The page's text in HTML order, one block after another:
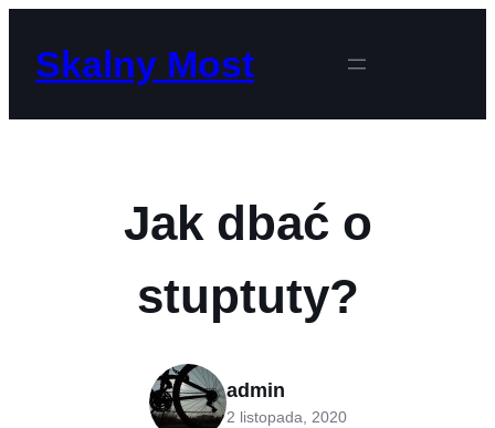
treściSkalny Most
Jak dbać o
stuptuty?
admin
2 listopada, 2020